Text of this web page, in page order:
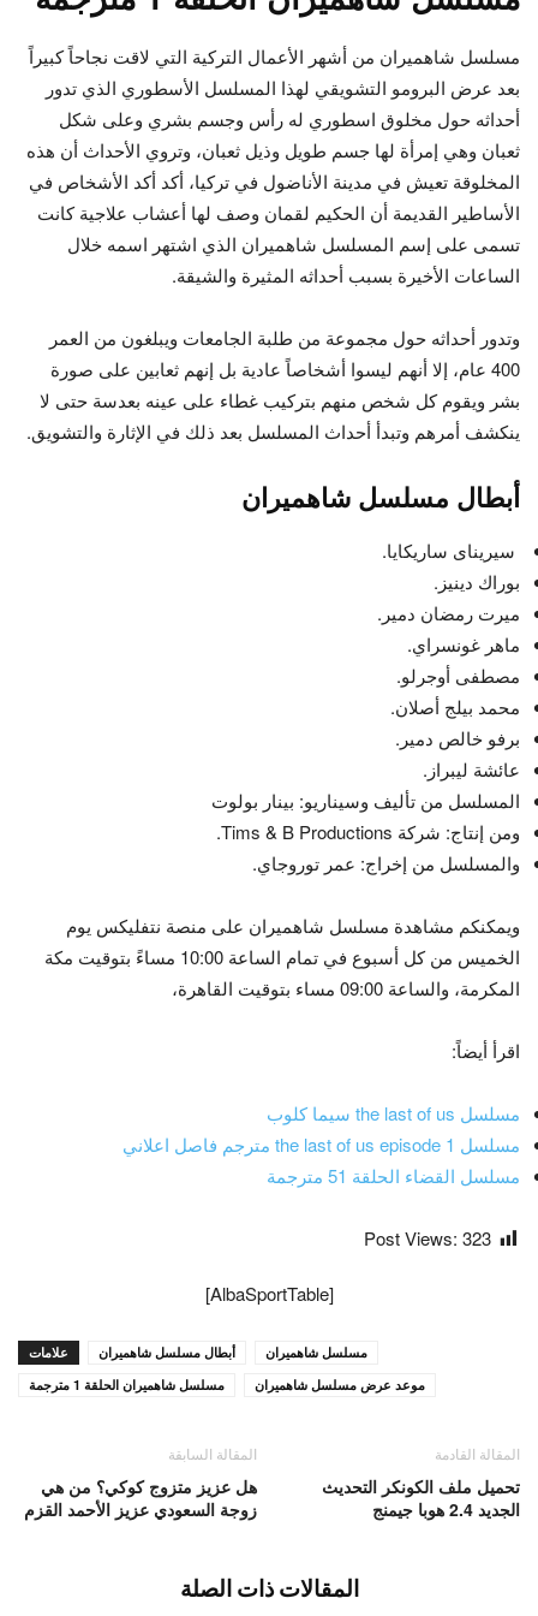
مسلسل شاهميران من أشهر الأعمال التركية التي لاقت نجاحاً كبيراً
بعد عرض البرومو التشويقي لهذا المسلسل الأسطوري الذي تدور
أحداثه حول مخلوق اسطوري له رأس وجسم بشري وعلى شكل
ثعبان وهي إمرأة لها جسم طويل وذيل ثعبان، وتروي الأحداث أن هذه
المخلوقة تعيش في مدينة الأناضول في تركيا، أكد أكد الأشخاص في
الأساطير القديمة أن الحكيم لقمان وصف لها أعشاب علاجية كانت
تسمى على إسم المسلسل شاهميران الذي اشتهر اسمه خلال
الساعات الأخيرة بسبب أحداثه المثيرة والشيقة.
وتدور أحداثه حول مجموعة من طلبة الجامعات ويبلغون من العمر
400 عام، إلا أنهم ليسوا أشخاصاً عادية بل إنهم ثعابين على صورة
بشر ويقوم كل شخص منهم بتركيب غطاء على عينه بعدسة حتى لا
ينكشف أمرهم وتبدأ أحداث المسلسل بعد ذلك في الإثارة والتشويق.
أبطال مسلسل شاهميران
سيريناى ساريكايا.
بوراك دينيز.
ميرت رمضان دمير.
ماهر غونسراي.
مصطفى أوجرلو.
محمد بيلج أصلان.
برفو خالص دمير.
عائشة ليبراز.
المسلسل من تأليف وسيناريو: بينار بولوت
ومن إنتاج: شركة Tims & B Productions.
والمسلسل من إخراج: عمر توروجاي.
ويمكنكم مشاهدة مسلسل شاهميران على منصة نتفليكس يوم
الخميس من كل أسبوع في تمام الساعة 10:00 مساءً بتوقيت مكة
المكرمة، والساعة 09:00 مساء بتوقيت القاهرة،
اقرأ أيضاً:
مسلسل the last of us سيما كلوب
مسلسل the last of us episode 1 مترجم فاصل اعلاني
مسلسل القضاء الحلقة 51 مترجمة
Post Views: 323
[AlbaSportTable]
علامات أبطال مسلسل شاهميران
مسلسل شاهميران
مسلسل شاهميران الحلقة 1 مترجمة
موعد عرض مسلسل شاهميران
المقالة السابقة
هل عزيز متزوج كوكي؟ من هي
زوجة السعودي عزيز الأحمد القزم
المقالة القادمة
تحميل ملف الكونكر التحديث
الجديد 2.4 هوبا جيمنج
المقالات ذات الصلة